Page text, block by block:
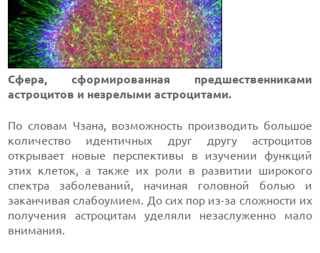
Сфера, сформированная предшественниками
астроцитов и незрелыми астроцитами.
По словам Чзана, возможность производить большое
количество идентичных друг другу астроцитов
открывает новые перспективы в изучении функций
этих клеток, а также их роли в развитии широкого
спектра заболеваний, начиная головной болью и
заканчивая слабоумием. До сих пор из-за сложности их
получения астроцитам уделяли незаслуженно мало
внимания.